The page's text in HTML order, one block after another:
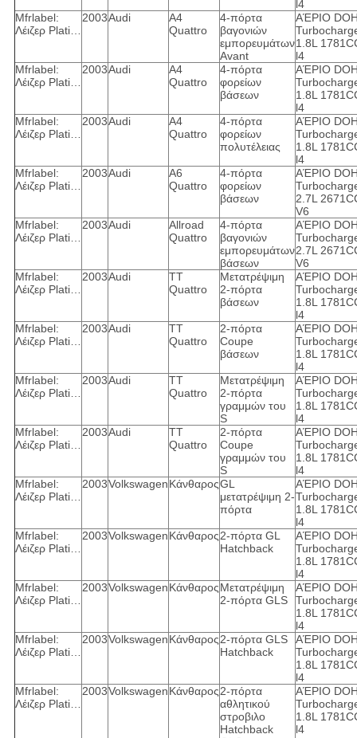
l4
Mfrlabel:
Λέιζερ Plati…
2003Audi
A4
Quattro
4-πόρτα
βαγονιών
εμπορευμάτων
Avant
ΑΈΡΙΟ
1.8L
l4
Mfrlabel:
Λέιζερ Plati…
2003Audi
A4
Quattro
4-πόρτα
φορείων
βάσεων
ΑΈΡΙΟ
1.8L
l4
Mfrlabel:
Λέιζερ Plati…
2003Audi
A4
Quattro
4-πόρτα
φορείων
πολυτέλειας
ΑΈΡΙΟ
1.8L
l4
Mfrlabel:
Λέιζερ Plati…
2003Audi
A6
Quattro
4-πόρτα
φορείων
βάσεων
ΑΈΡΙΟ
2.7L
V6
Mfrlabel:
Λέιζερ Plati…
2003Audi
Allroad
Quattro
4-πόρτα
βαγονιών
εμπορευμάτων
βάσεων
ΑΈΡΙΟ
2.7L
V6
Mfrlabel:
Λέιζερ Plati…
2003Audi
TT
Quattro
Μετατρέψιμη
2-πόρτα
βάσεων
ΑΈΡΙΟ
1.8L
l4
Mfrlabel:
Λέιζερ Plati…
2003Audi
TT
Quattro
2-πόρτα
Coupe
βάσεων
ΑΈΡΙΟ
1.8L
l4
Mfrlabel:
Λέιζερ Plati…
2003Audi
TT
Quattro
Μετατρέψιμη
2-πόρτα
γραμμών του
S
ΑΈΡΙΟ
1.8L
l4
Mfrlabel:
Λέιζερ Plati…
2003Audi
TT
Quattro
2-πόρτα
Coupe
γραμμών του
S
ΑΈΡΙΟ
1.8L
l4
Mfrlabel:
Λέιζερ Plati…
2003VolkswagenΚάνθαροςGL
μετατρέψιμη 2-
πόρτα
ΑΈΡΙΟ
1.8L
l4
Mfrlabel:
Λέιζερ Plati…
2003VolkswagenΚάνθαρος2-πόρτα GL
Hatchback
ΑΈΡΙΟ
1.8L
l4
Mfrlabel:
Λέιζερ Plati…
2003VolkswagenΚάνθαροςΜετατρέψιμη
2-πόρτα GLS
ΑΈΡΙΟ
1.8L
l4
Mfrlabel:
Λέιζερ Plati…
2003VolkswagenΚάνθαρος2-πόρτα GLS
Hatchback
ΑΈΡΙΟ
1.8L
l4
Mfrlabel:
Λέιζερ Plati…
2003VolkswagenΚάνθαρος2-πόρτα
αθλητικού
στροβιλο
Hatchback
ΑΈΡΙΟ
1.8L
l4